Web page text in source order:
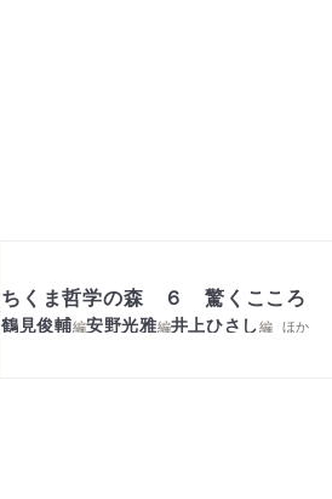
ちくま哲学の森 ６ 驚くこころ
鶴見俊輔編安野光雅編井上ひさし編 ほか